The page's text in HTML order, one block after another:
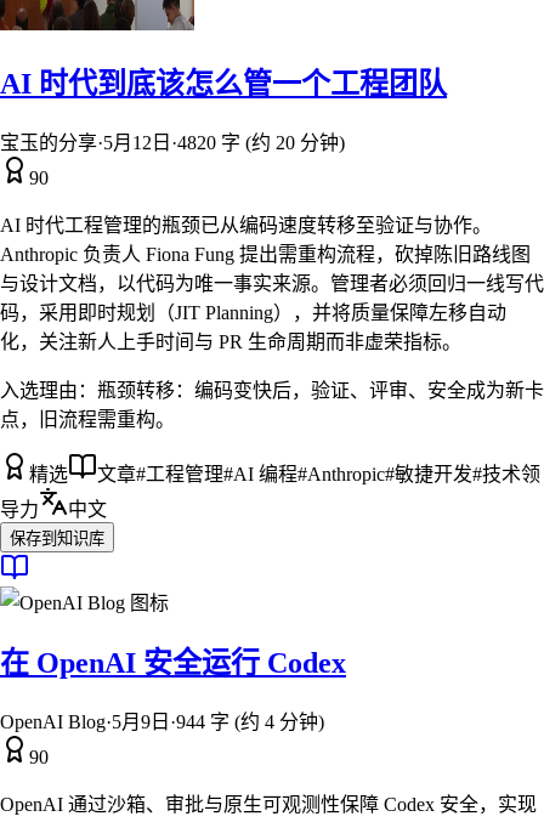
AI 时代到底该怎么管一个工程团队
宝玉的分享·5月12日 ·4820 字 (约 20 分钟)
90
AI 时代工程管理的瓶颈已从编码速度转移至验证与协作。
Anthropic 负责人 Fiona Fung 提出需重构流程，砍掉陈旧路线图
与设计文档，以代码为唯一事实来源。管理者必须回归一线写代
码，采用即时规划（JIT Planning），并将质量保障左移自动
化，关注新人上手时间与 PR 生命周期而非虚荣指标。
入选理由： 瓶颈转移：编码变快后，验证、评审、安全成为新卡
点，旧流程需重构。
精选 文章#工程管理#AI 编程#Anthropic#敏捷开发#技术领
导力
中文
保存到知识库
在 OpenAI 安全运行 Codex
OpenAI Blog·5月9日 ·944 字 (约 4 分钟)
90
OpenAI 通过沙箱、审批与原生可观测性保障 Codex 安全，实现